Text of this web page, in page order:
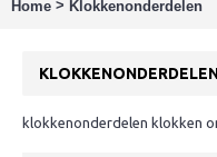
Home > Klokkenonderdelen
klokkenonderdelen klokken